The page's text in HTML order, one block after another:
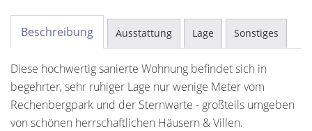
Beschreibung Ausstattung Lage Sonstiges
Diese hochwertig sanierte Wohnung befindet sich in
begehrter, sehr ruhiger Lage nur wenige Meter vom
Rechenbergpark und der Sternwarte - großteils umgeben
von schönen herrschaftlichen Häusern & Villen.